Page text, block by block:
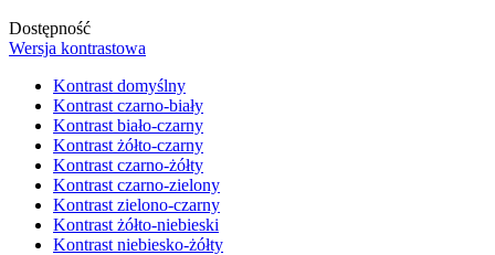
Dostępność
Wersja kontrastowa
Kontrast domyślny
Kontrast czarno-biały
Kontrast biało-czarny
Kontrast żółto-czarny
Kontrast czarno-żółty
Kontrast czarno-zielony
Kontrast zielono-czarny
Kontrast żółto-niebieski
Kontrast niebiesko-żółty